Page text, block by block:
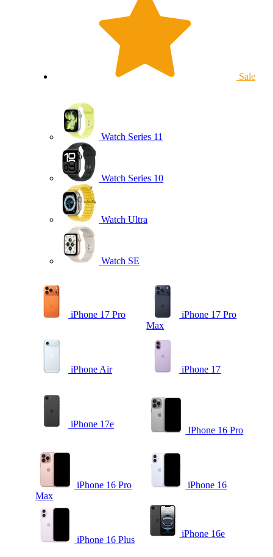
Sale
Watch Series 11
Watch Series 10
Watch Ultra
Watch SE
iPhone 17 Pro
iPhone 17 Pro
Max
iPhone Air iPhone 17
iPhone 17e
IPhone 16 Pro
iPhone 16 Pro
Max
iPhone 16
iPhone 16 Plus
iPhone 16e